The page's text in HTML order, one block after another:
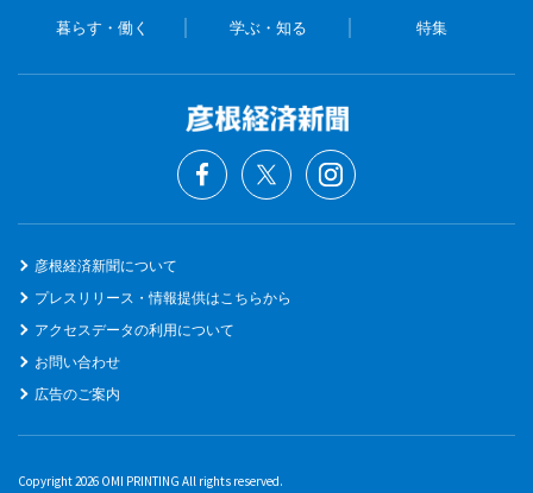
暮らす・働く 学ぶ・知る 特集
彦根経済新聞について
プレスリリース・情報提供はこちらから
アクセスデータの利用について
お問い合わせ
広告のご案内
Copyright 2026 OMI PRINTING All rights reserved.